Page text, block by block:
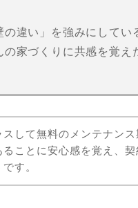
の違い」を強みにしてい
の家づくりに共感を覚え
スして無料のメンテナン
ることに安心感を覚え、契
す。